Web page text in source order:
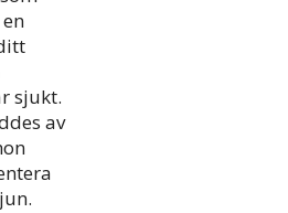
sjukt.
av